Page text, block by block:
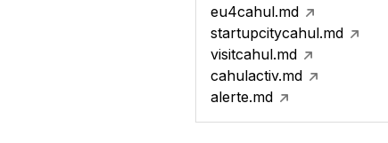
eu4cahul.md
startupcitycahul.md
visitcahul.md
cahulactiv.md
alerte.md